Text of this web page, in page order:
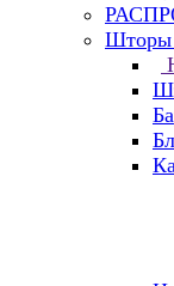
Шторы